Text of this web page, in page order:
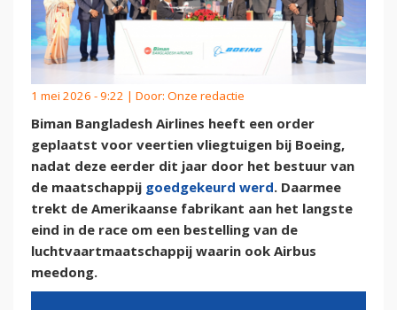
1 mei 2026 - 9:22 | Door: Onze redactie
Biman Bangladesh Airlines heeft een order
geplaatst voor veertien vliegtuigen bij Boeing,
nadat deze eerder dit jaar door het bestuur van
de maatschappij goedgekeurd werd. Daarmee
trekt de Amerikaanse fabrikant aan het langste
eind in de race om een bestelling van de
luchtvaartmaatschappij waarin ook Airbus
meedong.